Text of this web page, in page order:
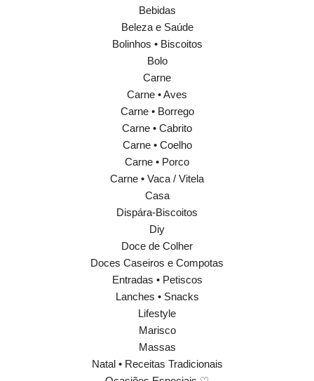
Bebidas
Beleza e Saúde
Bolinhos • Biscoitos
Bolo
Carne
Carne • Aves
Carne • Borrego
Carne • Cabrito
Carne • Coelho
Carne • Porco
Carne • Vaca / Vitela
Casa
Dispára-Biscoitos
Diy
Doce de Colher
Doces Caseiros e Compotas
Entradas • Petiscos
Lanches • Snacks
Lifestyle
Marisco
Massas
Natal • Receitas Tradicionais